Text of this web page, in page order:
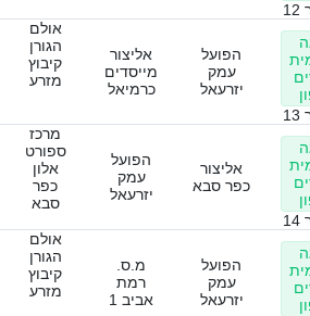
הפועל
עמק
יזרעאל
אליצור
מייסדים
כרמיאל
אולם
הגורן
קיבוץ
מזרע
אליצור
כפר סבא
הפועל
עמק
יזרעאל
מרכז
ספורט
אלון
כפר
סבא
הפועל
עמק
יזרעאל
מ.ס.
רמת
אביב 1
אולם
הגורן
קיבוץ
מזרע